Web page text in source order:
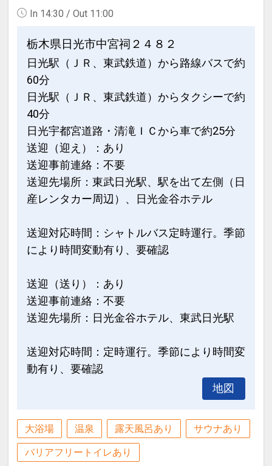
In 14:30 / Out 11:00
栃木県日光市中宮祠２４８２
日光駅（ＪＲ、東武鉄道）から路線バスで約
60分
日光駅（ＪＲ、東武鉄道）からタクシーで約
40分
日光宇都宮道路・清滝ＩＣから車で約25分
送迎（迎え）：あり
送迎事前連絡：不要
送迎先場所：東武日光駅、駅を出て左側（日
産レンタカー周辺）、日光金谷ホテル
送迎対応時間：シャトルバス定時運行。季節
により時間変動有り、要確認
送迎（送り）：あり
送迎事前連絡：不要
送迎先場所：日光金谷ホテル、東武日光駅
送迎対応時間：定時運行。季節により時間変
動有り、要確認
地図
大浴場 温泉 露天風呂あり サウナあり
バリアフリートイレあり